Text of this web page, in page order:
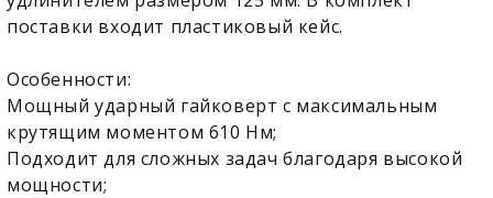
поставки входит пластиковый кейс.
Особенности:
Мощный ударный гайковерт с максимальным
крутящим моментом 610 Нм;
Подходит для сложных задач благодаря высокой
мощности;